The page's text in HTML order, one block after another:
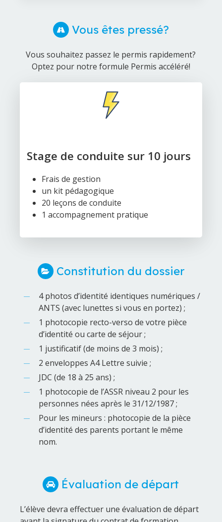
Vous êtes pressé?
Vous souhaitez passez le permis rapidement?
Optez pour notre formule Permis accéléré!
Stage de conduite sur 10 jours
Frais de gestion
un kit pédagogique
20 leçons de conduite
1 accompagnement pratique
Constitution du dossier
4 photos d’identité identiques numériques /
ANTS (avec lunettes si vous en portez) ;
1 photocopie recto-verso de votre pièce
d’identité ou carte de séjour ;
1 justificatif (de moins de 3 mois) ;
2 enveloppes A4 Lettre suivie ;
JDC (de 18 à 25 ans) ;
1 photocopie de l’ASSR niveau 2 pour les
personnes nées après le 31/12/1987 ;
Pour les mineurs : photocopie de la pièce
d’identité des parents portant le même
nom.
Évaluation de départ
L’élève devra effectuer une évaluation de départ